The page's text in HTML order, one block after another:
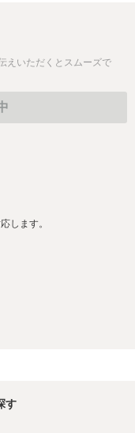
えいただくとスムーズで
します。
す